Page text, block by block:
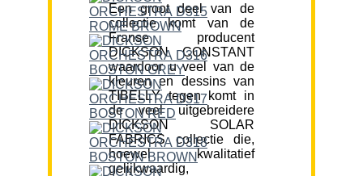
Een groot deel van de
collectie komt van de
Franse producent
DICKSON CONSTANT
waardoor u veel van de
kleuren en dessins van
TIBELLY tegen komt in
de veel uitgebreidere
DICKSON SOLAR
FABRICS collectie die,
hoewel kwalitatief
gelijkwaardig,